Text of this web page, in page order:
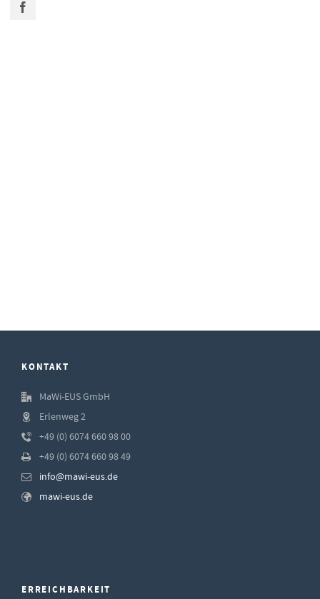
KONTAKT
MaWi-EUS GmbH
Erlenweg 2
+49 (0) 6074 660 98 00
+49 (0) 6074 660 98 49
info@mawi-eus.de
mawi-eus.de
ERREICHBARKEIT